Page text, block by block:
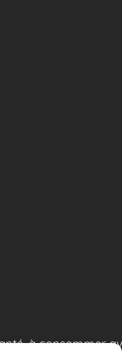
à consommer